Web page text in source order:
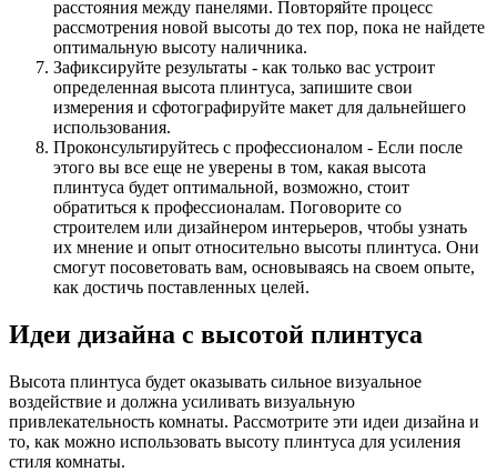
расстояния между панелями. Повторяйте процесс
рассмотрения новой высоты до тех пор, пока не найдете
оптимальную высоту наличника.
Зафиксируйте результаты - как только вас устроит
определенная высота плинтуса, запишите свои
измерения и сфотографируйте макет для дальнейшего
использования.
Проконсультируйтесь с профессионалом - Если после
этого вы все еще не уверены в том, какая высота
плинтуса будет оптимальной, возможно, стоит
обратиться к профессионалам. Поговорите со
строителем или дизайнером интерьеров, чтобы узнать
их мнение и опыт относительно высоты плинтуса. Они
смогут посоветовать вам, основываясь на своем опыте,
как достичь поставленных целей.
Идеи дизайна с высотой плинтуса
Высота плинтуса будет оказывать сильное визуальное
воздействие и должна усиливать визуальную
привлекательность комнаты. Рассмотрите эти идеи дизайна и
то, как можно использовать высоту плинтуса для усиления
стиля комнаты.